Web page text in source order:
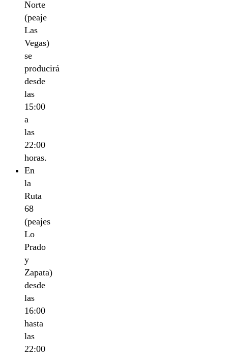
Norte
(peaje
Las
Vegas)
se
producirá
desde
las
15:00
a
las
22:00
horas.
En
la
Ruta
68
(peajes
Lo
Prado
y
Zapata)
desde
las
16:00
hasta
las
22:00